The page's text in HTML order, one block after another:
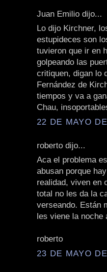
Juan Emilio dijo...
Lo dijo Kirchner,
estupideces son
tuvieron que ir en
golpeando las
critiquen, digan lo
Fernández de
tiempos y va a
Chau,
22 DE MAYO
roberto dijo...
Aca el problema
abusan porque
realidad, viven en
total no les da la
verseando. Están
les viene la noche
roberto
23 DE MAYO